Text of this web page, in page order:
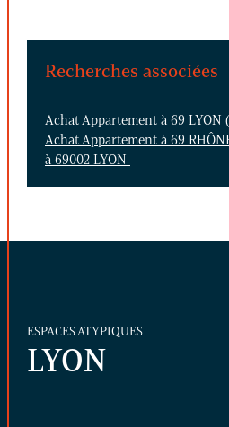
Recherches associées
Achat Appartement à 69 LYON
Achat Appartement à 69
à 69002 LYON
ESPACES ATYPIQUES
LYON